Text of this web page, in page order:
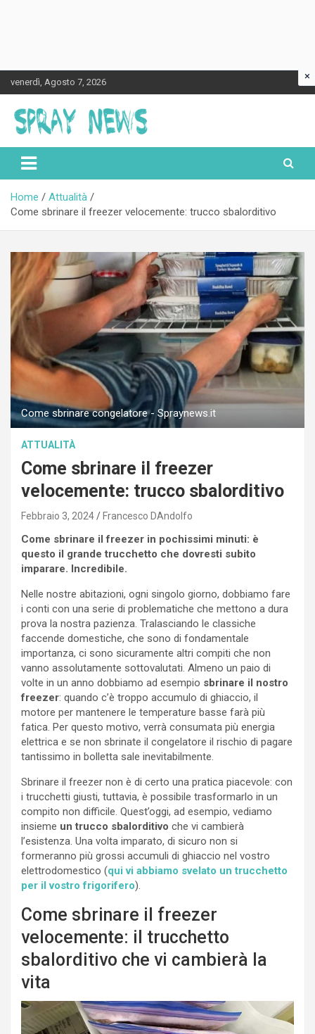
to
content
venerdì, Agosto 7, 2026
Spraynews.it
Home
Attualità
Come sbrinare il freezer velocemente: trucco sbalorditivo
Come sbrinare congelatore - Spraynews.it
ATTUALITÀ
Come sbrinare il freezer
velocemente: trucco sbalorditivo
Febbraio 3, 2024 Francesco DAndolfo
Come sbrinare il freezer in pochissimi minuti: è
questo il grande trucchetto che dovresti subito
imparare. Incredibile.
Nelle nostre abitazioni, ogni singolo giorno, dobbiamo fare
i conti con una serie di problematiche che mettono a dura
prova la nostra pazienza. Tralasciando le classiche
faccende domestiche, che sono di fondamentale
importanza, ci sono sicuramente altri compiti che non
vanno assolutamente sottovalutati. Almeno un paio di
volte in un anno dobbiamo ad esempio sbrinare il nostro
freezer: quando c’è troppo accumulo di ghiaccio, il
motore per mantenere le temperature basse farà più
fatica. Per questo motivo, verrà consumata più energia
elettrica e se non sbrinate il congelatore il rischio di pagare
tantissimo in bolletta sale inevitabilmente.
Sbrinare il freezer non è di certo una pratica piacevole: con
i trucchetti giusti, tuttavia, è possibile trasformarlo in un
compito non difficile. Quest’oggi, ad esempio, vediamo
insieme un trucco sbalorditivo che vi cambierà
l’esistenza. Una volta imparato, di sicuro non si
formeranno più grossi accumuli di ghiaccio nel vostro
elettrodomestico (qui vi abbiamo svelato un trucchetto
per il vostro frigorifero).
Come sbrinare il freezer
velocemente: il trucchetto
sbalorditivo che vi cambierà la
vita
×